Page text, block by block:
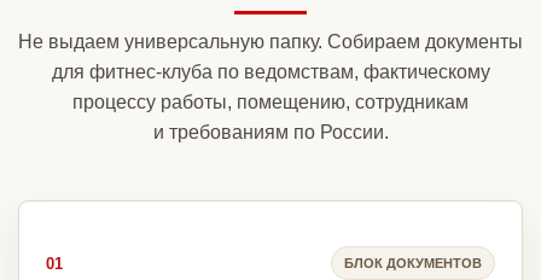
Не выдаем универсальную папку. Собираем документы
для фитнес-клуба по ведомствам, фактическому
процессу работы, помещению, сотрудникам
и требованиям по России.
01 БЛОК ДОКУМЕНТОВ